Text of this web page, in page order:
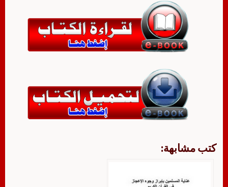
كتب مشابهة: